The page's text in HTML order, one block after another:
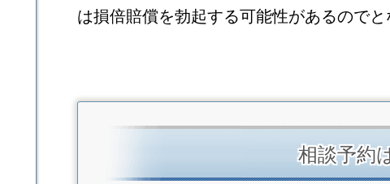
は損倍賠償を勃起する可能性があるのでと
相談予約